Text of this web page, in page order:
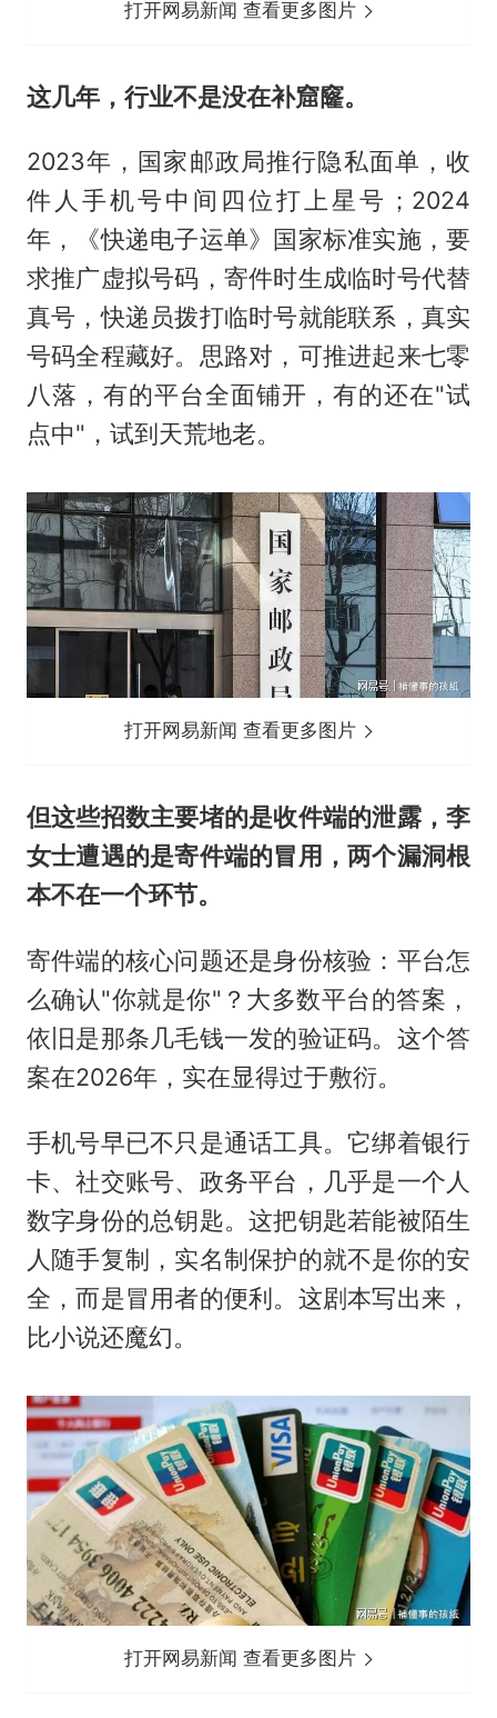
打开网易新闻 查看更多图片
这几年，行业不是没在补窟窿。
2023年，国家邮政局推行隐私面单，收
件人手机号中间四位打上星号；2024
年，《快递电子运单》国家标准实施，要
求推广虚拟号码，寄件时生成临时号代替
真号，快递员拨打临时号就能联系，真实
号码全程藏好。思路对，可推进起来七零
八落，有的平台全面铺开，有的还在"试
点中"，试到天荒地老。
打开网易新闻 查看更多图片
但这些招数主要堵的是收件端的泄露，李
女士遭遇的是寄件端的冒用，两个漏洞根
本不在一个环节。
寄件端的核心问题还是身份核验：平台怎
么确认"你就是你"？大多数平台的答案，
依旧是那条几毛钱一发的验证码。这个答
案在2026年，实在显得过于敷衍。
手机号早已不只是通话工具。它绑着银行
卡、社交账号、政务平台，几乎是一个人
数字身份的总钥匙。这把钥匙若能被陌生
人随手复制，实名制保护的就不是你的安
全，而是冒用者的便利。这剧本写出来，
比小说还魔幻。
打开网易新闻 查看更多图片